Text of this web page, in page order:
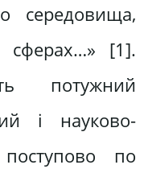
середовища,
сферах…» [1].
потужний
і науково-
поступово по